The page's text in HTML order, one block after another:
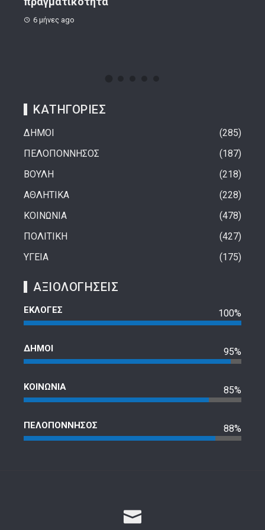
8 μήνες ago
ΚΑΤΗΓΟΡΙΕΣ
ΔΗΜΟΙ
285
ΠΕΛΟΠΟΝΝΗΣΟΣ
187
ΒΟΥΛΗ
218
ΑΘΛΗΤΙΚΑ
228
ΚΟΙΝΩΝΙΑ
478
ΠΟΛΙΤΙΚΗ
427
ΥΓΕΙΑ
175
ΑΞΙΟΛΟΓΗΣΕΙΣ
ΕΚΛΟΓΕΣ 100%
ΔΗΜΟΙ 95%
ΚΟΙΝΩΝΙΑ 85%
ΠΕΛΟΠΟΝΝΗΣΟΣ 88%